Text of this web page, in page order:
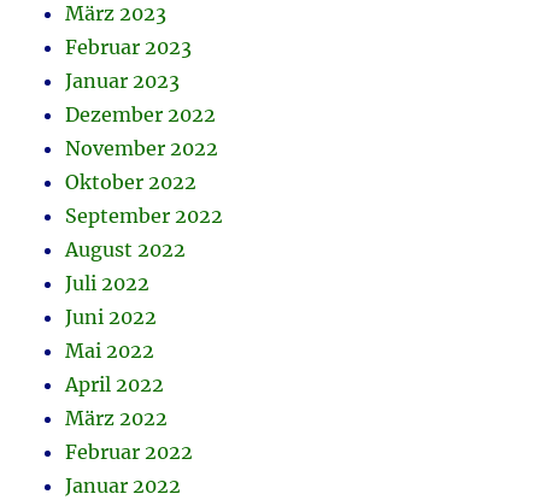
März 2023
Februar 2023
Januar 2023
Dezember 2022
November 2022
Oktober 2022
September 2022
August 2022
Juli 2022
Juni 2022
Mai 2022
April 2022
März 2022
Februar 2022
Januar 2022